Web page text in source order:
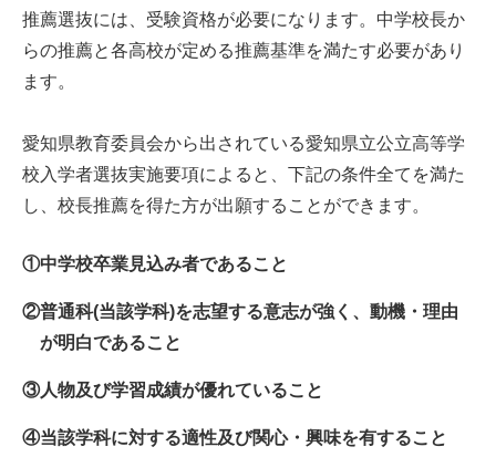
推薦選抜には、受験資格が必要になります。中学校長か
らの推薦と各高校が定める推薦基準を満たす必要があり
ます。
愛知県教育委員会から出されている愛知県立公立高等学
校入学者選抜実施要項によると、下記の条件全てを満た
し、校長推薦を得た方が出願することができます。
①中学校卒業見込み者であること
②普通科(当該学科)を志望する意志が強く、動機・理由
が明白であること
③人物及び学習成績が優れていること
④当該学科に対する適性及び関心・興味を有すること